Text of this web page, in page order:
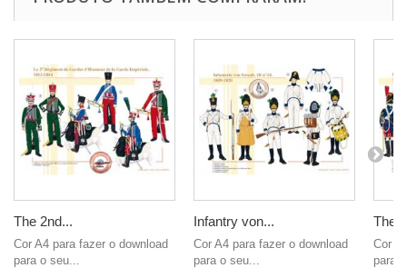
The 2nd...
Cor A4 para fazer o download
para o seu...
Infantry von...
Cor A4 para fazer o download
para o seu...
The
Cor
para